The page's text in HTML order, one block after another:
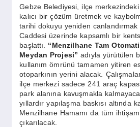
SPOR
YAŞAM
Gebze Belediyesi, ilçe
kalıcı bir çözüm üretmek ve
tarihi dokuyu yeniden canlandırmak
Caddesi üzerinde kapsamlı bir
başlattı. “Menzilhane Tam
Meydan Projesi” adıyla yürütülen
kullanım ömrünü tamamen yitiren
otoparkının yerini alacak.
ilçe merkezi sadece 241 araç
park alanına kavuşmakla
yıllardır yapılaşma baskısı altında
Menzilhane Hamamı da tüm
çıkarılacak.